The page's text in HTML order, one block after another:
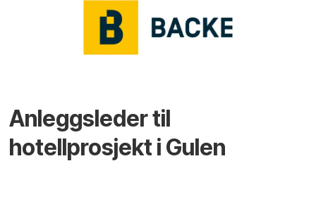
Anleggsleder til
hotellprosjekt i Gulen